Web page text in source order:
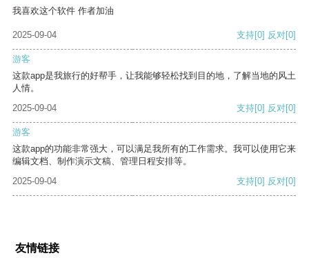
我喜欢这个软件 作者加油
2025-09-04 支持[0] 反对[0]
游客
这款app是我旅行的好帮手，让我能够轻松找到目的地，了解当地的风土
人情。
2025-09-04
支持[0] 反对[0]
游客
这款app的功能非常强大，可以满足我所有的工作需求。我可以使用它来
编辑文档、制作演示文稿、管理日程安排等。
2025-09-04
支持[0] 反对[0]
友情链接